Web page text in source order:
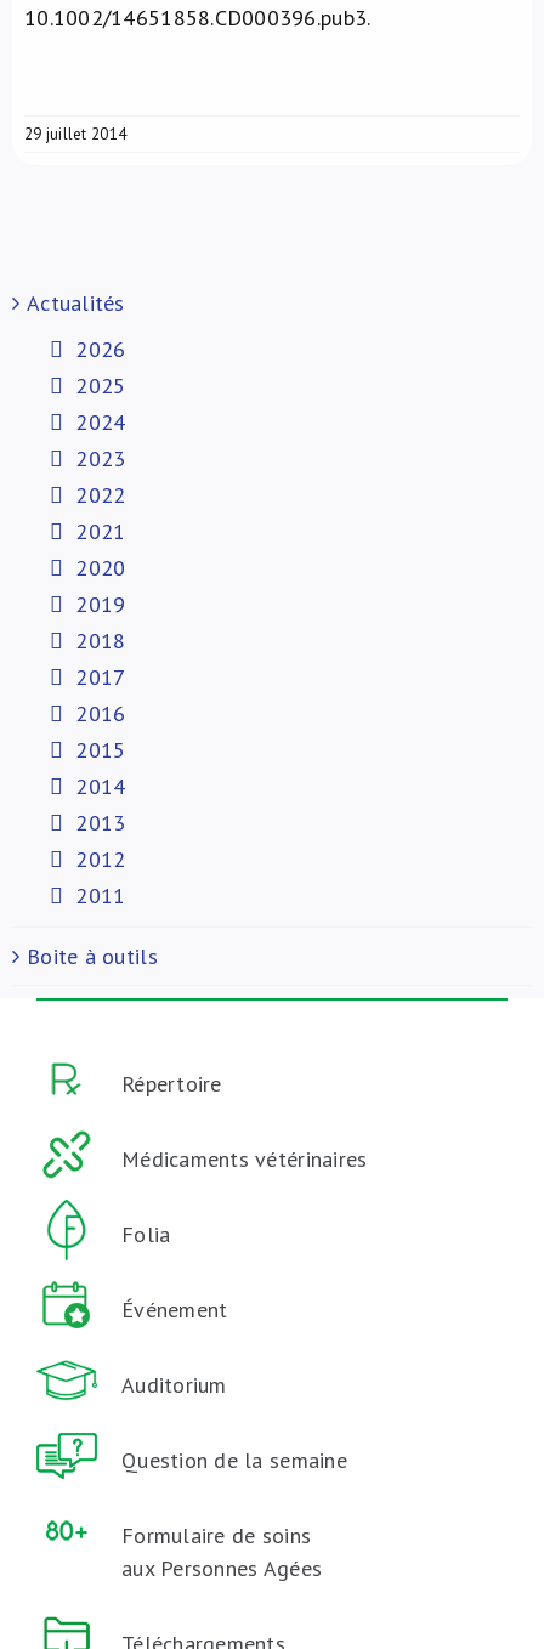
10.1002/14651858.CD000396.pub3.
29 juillet 2014
Actualités
2026
2025
2024
2023
2022
2021
2020
2019
2018
2017
2016
2015
2014
2013
2012
2011
Boite à outils
Répertoire
Médicaments vétérinaires
Folia
Événement
Auditorium
Question de la semaine
Formulaire de soins
aux Personnes Agées